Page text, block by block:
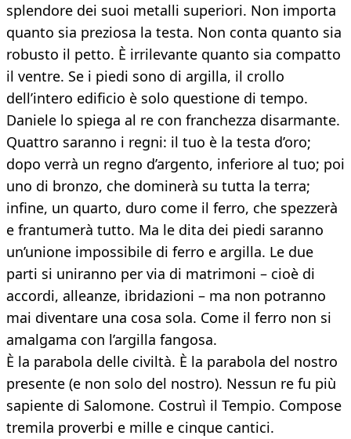
splendore dei suoi metalli superiori. Non importa
quanto sia preziosa la testa. Non conta quanto sia
robusto il petto. È irrilevante quanto sia compatto
il ventre. Se i piedi sono di argilla, il crollo
dell’intero edificio è solo questione di tempo.
Daniele lo spiega al re con franchezza disarmante.
Quattro saranno i regni: il tuo è la testa d’oro;
dopo verrà un regno d’argento, inferiore al tuo; poi
uno di bronzo, che dominerà su tutta la terra;
infine, un quarto, duro come il ferro, che spezzerà
e frantumerà tutto. Ma le dita dei piedi saranno
un’unione impossibile di ferro e argilla. Le due
parti si uniranno per via di matrimoni – cioè di
accordi, alleanze, ibridazioni – ma non potranno
mai diventare una cosa sola. Come il ferro non si
amalgama con l’argilla fangosa.
È la parabola delle civiltà. È la parabola del nostro
presente (e non solo del nostro). Nessun re fu più
sapiente di Salomone. Costruì il Tempio. Compose
tremila proverbi e mille e cinque cantici.